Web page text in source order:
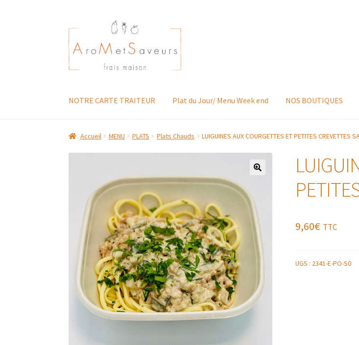
Aller
à
la
navigation
Aller
au
contenu
NOTRE CARTE TRAITEUR Plat du Jour/ Menu Week end NOS BOUTIQUES
Accueil MENU PLATS Plats Chauds LUIGUINES AUX COURGETTES ET PETITES CREVETTES
9,60€ TTC
UGS : 2341-E-PO-S0